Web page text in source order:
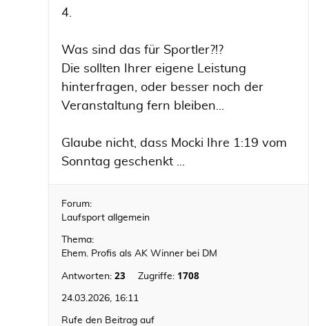
4.
Was sind das für Sportler?!?
Die sollten Ihrer eigene Leistung
hinterfragen, oder besser noch der
Veranstaltung fern bleiben...
Glaube nicht, dass Mocki Ihre 1:19 vom
Sonntag geschenkt ...
Forum:
Laufsport allgemein
Thema:
Ehem. Profis als AK Winner bei DM
Antworten: 23 Zugriffe: 1708
24.03.2026, 16:11
Rufe den Beitrag auf